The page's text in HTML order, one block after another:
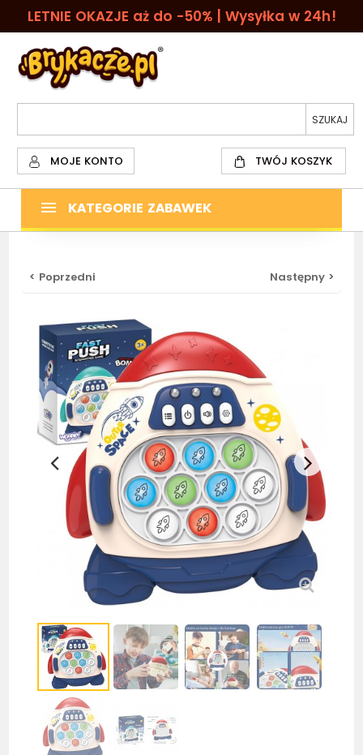
LETNIE OKAZJE aż do -50% | Wysyłka w 24h!
MOJE KONTO TWÓJ KOSZYK
KATEGORIE ZABAWEK
< Poprzedni Następny >